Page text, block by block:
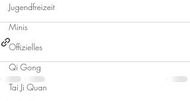
Jugendfreizeit
Minis
Offizielles
Qi Gong
Tai Ji Quan